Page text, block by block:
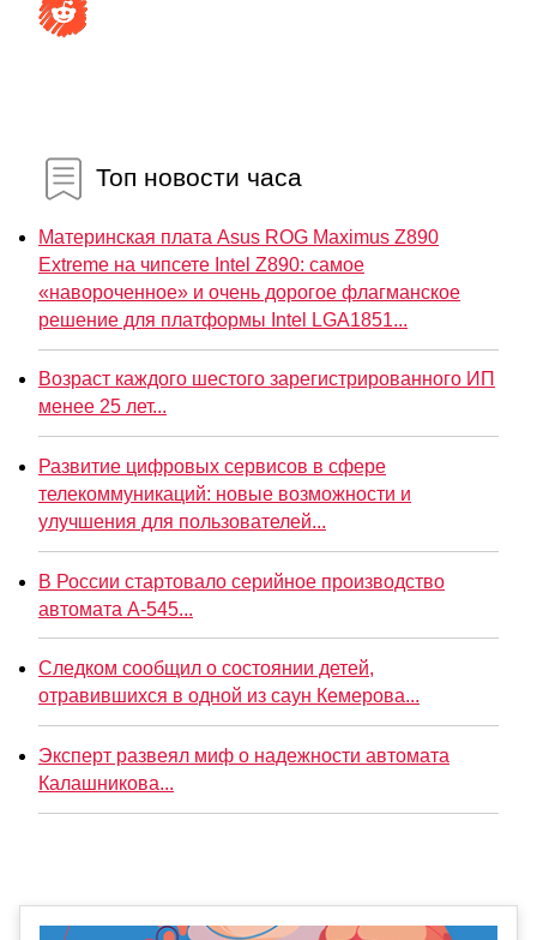
Топ новости часа
Материнская плата Asus ROG Maximus Z890
Extreme на чипсете Intel Z890: самое
«навороченное» и очень дорогое флагманское
решение для платформы Intel LGA1851...
Возраст каждого шестого зарегистрированного ИП
менее 25 лет...
Развитие цифровых сервисов в сфере
телекоммуникаций: новые возможности и
улучшения для пользователей...
В России стартовало серийное производство
автомата А-545...
Следком сообщил о состоянии детей,
отравившихся в одной из саун Кемерова...
Эксперт развеял миф о надежности автомата
Калашникова...